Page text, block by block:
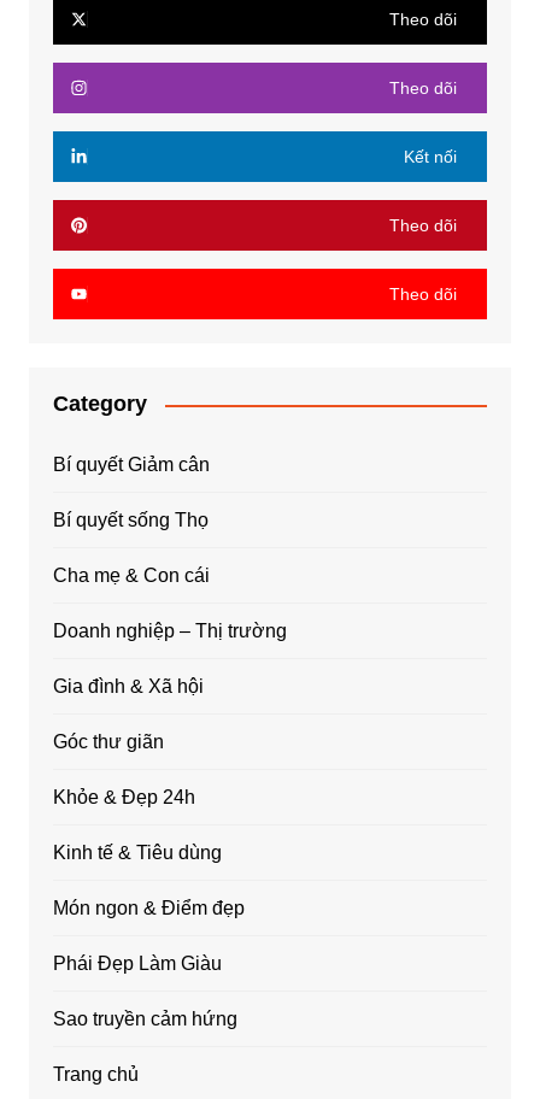
Theo dõi
Theo dõi
Kết nối
Theo dõi
Theo dõi
Category
Bí quyết Giảm cân
Bí quyết sống Thọ
Cha mẹ & Con cái
Doanh nghiệp – Thị trường
Gia đình & Xã hội
Góc thư giãn
Khỏe & Đẹp 24h
Kinh tế & Tiêu dùng
Món ngon & Điểm đẹp
Phái Đẹp Làm Giàu
Sao truyền cảm hứng
Trang chủ